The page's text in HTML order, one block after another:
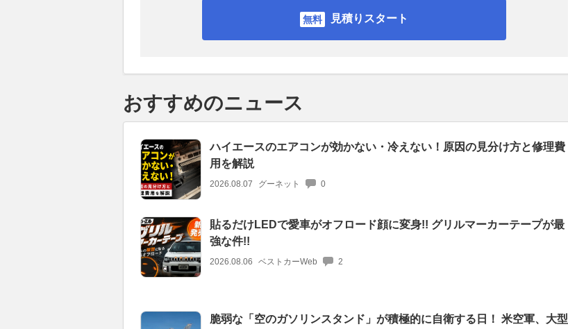
見積りスタート
おすすめのニュース
ハイエースのエアコンが効かない・冷えない！原因の見分け方と修理費
用を解説
2026.08.07 グーネット 0
貼るだけLEDで愛車がオフロード顔に変身!! グリルマーカーテープが最
強な件!!
2026.08.06 ベストカーWeb 2
脆弱な「空のガソリンスタンド」が積極的に自衛する日！ 米空軍、大型